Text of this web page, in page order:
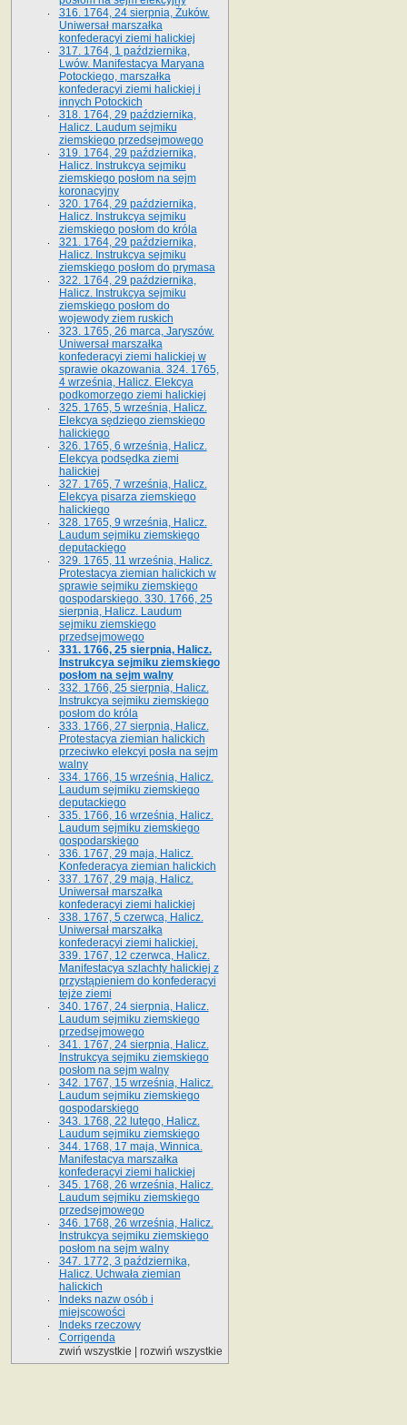
316. 1764, 24 sierpnia, Żuków.
Uniwersał marszałka
konfederacyi ziemi halickiej
317. 1764, 1 października,
Lwów. Manifestacya Maryana
Potockiego, marszałka
konfederacyi ziemi halickiej i
innych Potockich
318. 1764, 29 października,
Halicz. Laudum sejmiku
ziemskiego przedsejmowego
319. 1764, 29 października,
Halicz. Instrukcya sejmiku
ziemskiego posłom na sejm
koronacyjny
320. 1764, 29 października,
Halicz. Instrukcya sejmiku
ziemskiego posłom do króla
321. 1764, 29 października,
Halicz. Instrukcya sejmiku
ziemskiego posłom do prymasa
322. 1764, 29 października,
Halicz. Instrukcya sejmiku
ziemskiego posłom do
wojewody ziem ruskich
323. 1765, 26 marca, Jaryszów.
Uniwersał marszałka
konfederacyi ziemi halickiej w
sprawie okazowania. 324. 1765,
4 września, Halicz. Elekcya
podkomorzego ziemi halickiej
325. 1765, 5 września, Halicz.
Elekcya sędziego ziemskiego
halickiego
326. 1765, 6 września, Halicz.
Elekcya podsędka ziemi
halickiej
327. 1765, 7 września, Halicz.
Elekcya pisarza ziemskiego
halickiego
328. 1765, 9 września, Halicz.
Laudum sejmiku ziemskiego
deputackiego
329. 1765, 11 września, Halicz.
Protestacya ziemian halickich w
sprawie sejmiku ziemskiego
gospodarskiego. 330. 1766, 25
sierpnia, Halicz. Laudum
sejmiku ziemskiego
przedsejmowego
331. 1766, 25 sierpnia, Halicz.
Instrukcya sejmiku ziemskiego
posłom na sejm walny
332. 1766, 25 sierpnia, Halicz.
Instrukcya sejmiku ziemskiego
posłom do króla
333. 1766, 27 sierpnia, Halicz.
Protestacya ziemian halickich
przeciwko elekcyi posła na sejm
walny
334. 1766, 15 września, Halicz.
Laudum sejmiku ziemskiego
deputackiego
335. 1766, 16 września, Halicz.
Laudum sejmiku ziemskiego
gospodarskiego
336. 1767, 29 maja, Halicz.
Konfederacya ziemian halickich
337. 1767, 29 maja, Halicz.
Uniwersał marszałka
konfederacyi ziemi halickiej
338. 1767, 5 czerwca, Halicz.
Uniwersał marszałka
konfederacyi ziemi halickiej.
339. 1767, 12 czerwca, Halicz.
Manifestacya szlachty halickiej z
przystąpieniem do konfederacyi
tejże ziemi
340. 1767, 24 sierpnia, Halicz.
Laudum sejmiku ziemskiego
przedsejmowego
341. 1767, 24 sierpnia, Halicz.
Instrukcya sejmiku ziemskiego
posłom na sejm walny
342. 1767, 15 września, Halicz.
Laudum sejmiku ziemskiego
gospodarskiego
343. 1768, 22 lutego, Halicz.
Laudum sejmiku ziemskiego
344. 1768, 17 maja, Winnica.
Manifestacya marszałka
konfederacyi ziemi halickiej
345. 1768, 26 września, Halicz.
Laudum sejmiku ziemskiego
przedsejmowego
346. 1768, 26 września, Halicz.
Instrukcya sejmiku ziemskiego
posłom na sejm walny
347. 1772, 3 października,
Halicz. Uchwała ziemian
halickich
Indeks nazw osób i
miejscowości
Indeks rzeczowy
Corrigenda
zwiń wszystkie
rozwiń wszystkie